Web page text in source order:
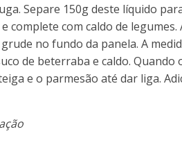
Separe 150g deste líquido
com caldo de legumes.
no fundo da panela. A
de beterraba e caldo. Quando
e o parmesão até dar liga.